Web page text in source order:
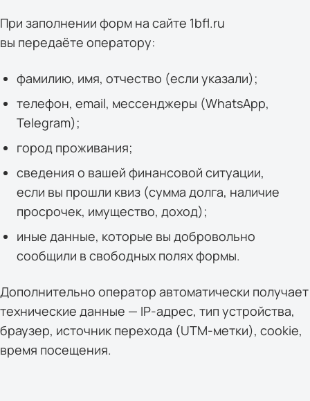
При заполнении форм на сайте 1bfl.ru
вы передаёте оператору:
фамилию, имя, отчество (если указали);
телефон, email, мессенджеры (WhatsApp,
Telegram);
город проживания;
сведения о вашей финансовой ситуации,
если вы прошли квиз (сумма долга, наличие
просрочек, имущество, доход);
иные данные, которые вы добровольно
сообщили в свободных полях формы.
Дополнительно оператор автоматически получает
технические данные — IP-адрес, тип устройства,
браузер, источник перехода (UTM-метки), cookie,
время посещения.